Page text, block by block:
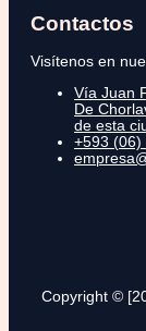
Contactos
Visítenos en
Vía Juan
De
de esta
+593 (06)
Copyright ©